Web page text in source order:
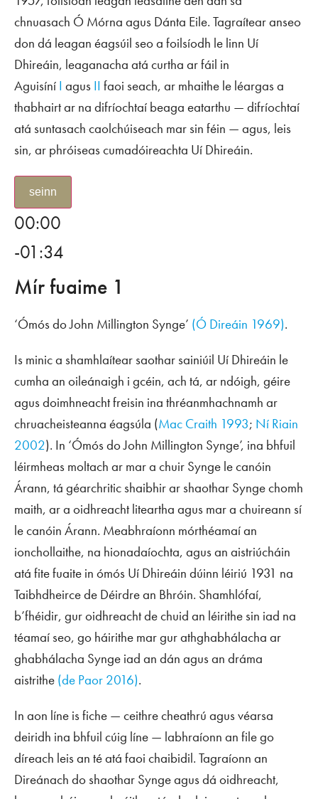
chnuasach Ó Mórna agus Dánta Eile. Tagraítear anseo
don dá leagan éagsúil seo a foilsíodh le linn Uí
Dhireáin, leaganacha atá curtha ar fáil in
Aguisíní I agus II faoi seach, ar mhaithe le léargas a
thabhairt ar na difríochtaí beaga eatarthu — difríochtaí
atá suntasach caolchúiseach mar sin féin — agus, leis
sin, ar phróiseas cumadóireachta Uí Dhireáin.
seinn
00:00
-01:34
Mír fuaime 1
‘Ómós do John Millington Synge’ (Ó Direáin 1969).
Is minic a shamhlaítear saothar sainiúil Uí Dhireáin le
cumha an oileánaigh i gcéin, ach tá, ar ndóigh, géire
agus doimhneacht freisin ina thréanmhachnamh ar
chruacheisteanna éagsúla (Mac Craith 1993; Ní Riain
2002). In ‘Ómós do John Millington Synge’, ina bhfuil
léirmheas moltach ar mar a chuir Synge le canóin
Árann, tá géarchritic shaibhir ar shaothar Synge chomh
maith, ar a oidhreacht liteartha agus mar a chuireann sí
le canóin Árann. Meabhraíonn mórthéamaí an
ionchollaithe, na hionadaíochta, agus an aistriúcháin
atá fite fuaite in ómós Uí Dhireáin dúinn léiriú 1931 na
Taibhdheirce de Déirdre an Bhróin. Shamhlófaí,
b’fhéidir, gur oidhreacht de chuid an léirithe sin iad na
téamaí seo, go háirithe mar gur athghabhálacha ar
ghabhálacha Synge iad an dán agus an dráma
aistrithe (de Paor 2016).
In aon líne is fiche — ceithre cheathrú agus véarsa
deiridh ina bhfuil cúig líne — labhraíonn an file go
díreach leis an té atá faoi chaibidil. Tagraíonn an
Direánach do shaothar Synge agus dá oidhreacht,